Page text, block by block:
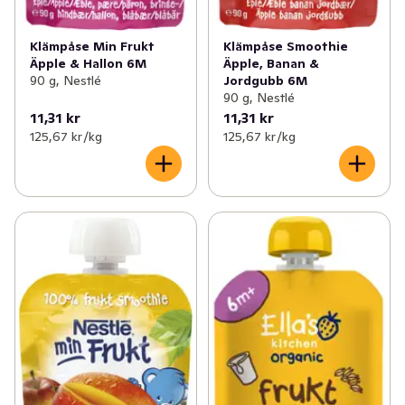
Klämpåse Min Frukt
Äpple & Hallon 6M
90 g, Nestlé
11,31 kr
125,67 kr /kg
Klämpåse Smoothie
Äpple, Banan &
Jordgubb 6M
90 g, Nestlé
11,31 kr
125,67 kr /kg